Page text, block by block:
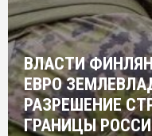
ВЛАСТИ
ЕВРО
РАЗРЕШЕНИЕ
ГРАНИЦЫ